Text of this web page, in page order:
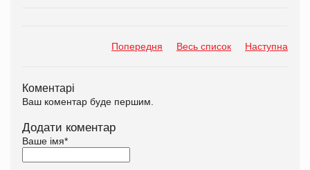
Попередня Весь список Наступна
Коментарі
Ваш коментар буде першим.
Додати коментар
Ваше імя*